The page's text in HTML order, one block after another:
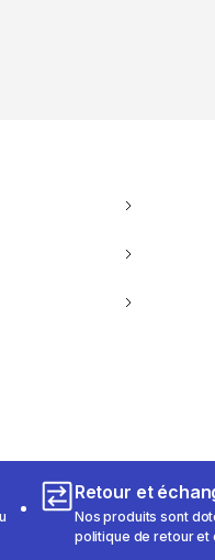
Retour et
Nos produits sont
politique de retour et